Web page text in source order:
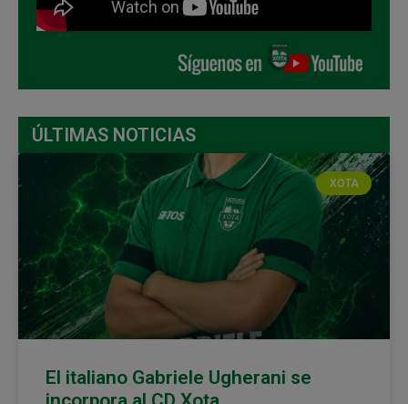
ÚLTIMAS NOTICIAS
XOTA
El italiano Gabriele Ugherani se